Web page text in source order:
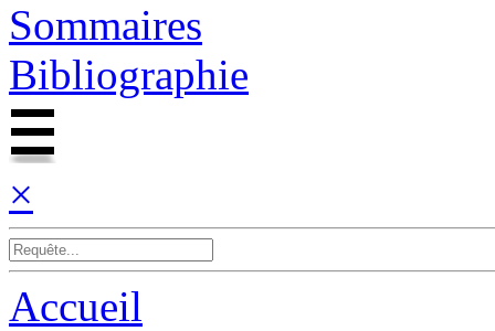
Sommaires
Bibliographie
×
Accueil